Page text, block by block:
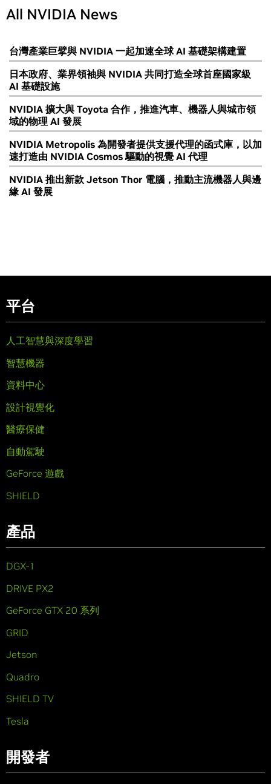
All NVIDIA News
台灣產業巨擘與 NVIDIA 一起加速全球 AI 基礎架構建置
日本政府、業界領袖與 NVIDIA 共同打造全球首座國家級
AI 基礎設施
NVIDIA 擴大與 Toyota 合作，推進汽車、機器人與城市領
域的物理 AI 發展
NVIDIA Metropolis 為開發者提供支援代理的函式庫，以加
速打造由 NVIDIA Cosmos 驅動的視覺 AI 代理
NVIDIA 推出新款 Jetson Thor 電腦，推動主流機器人與邊
緣 AI 發展
平台
人工智慧與深度學習
智慧機器
資料中心
設計視覺化
醫療保健
自動駕駛
GeForce 遊戲
SHIELD
產品
DGX-1
DRIVE PX2
GeForce GTX 20 系列
GRID
Jetson
Quadro
SHIELD TV
Tesla
開發者